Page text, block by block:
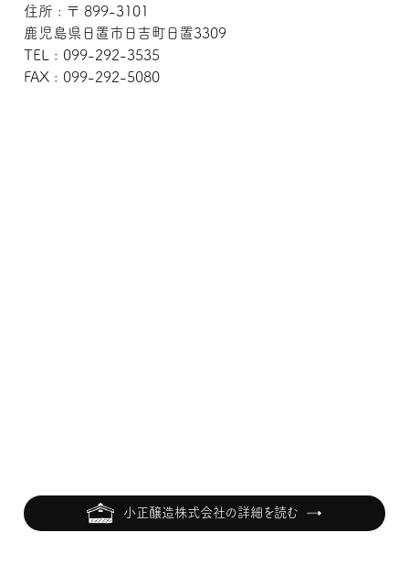
住所 : 〒 899-3101
鹿児島県日置市日吉町日置3309
TEL : 099-292-3535
FAX : 099-292-5080
小正醸造株式会社の詳細を読む